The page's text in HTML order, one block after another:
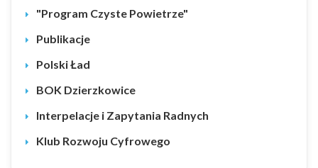
"Program Czyste Powietrze"
Publikacje
Polski Ład
BOK Dzierzkowice
Interpelacje i Zapytania Radnych
Klub Rozwoju Cyfrowego